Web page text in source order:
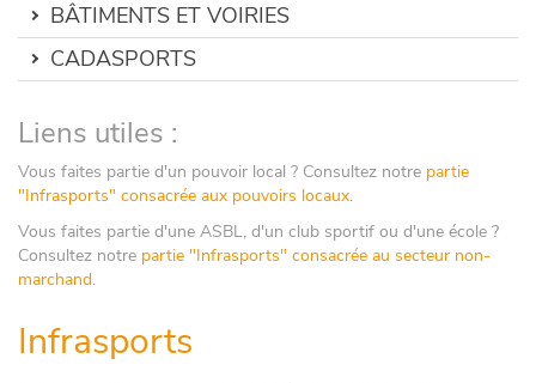
BÂTIMENTS ET VOIRIES
CADASPORTS
Liens utiles :
Vous faites partie d'un pouvoir local ? Consultez notre partie
"Infrasports" consacrée aux pouvoirs locaux.
Vous faites partie d'une ASBL, d'un club sportif ou d'une école ?
Consultez notre partie "Infrasports" consacrée au secteur non-
marchand.
Infrasports